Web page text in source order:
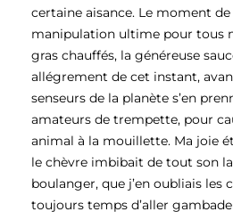
certaine aisance. Le moment
manipulation ultime pour tous
gras chauffés, la généreuse
allégrement de cet instant,
senseurs de la planète s’en
amateurs de trempette, pour
animal à la mouillette. Ma joie
le chèvre imbibait de tout son
boulanger, que j’en oubliais les
toujours temps d’aller